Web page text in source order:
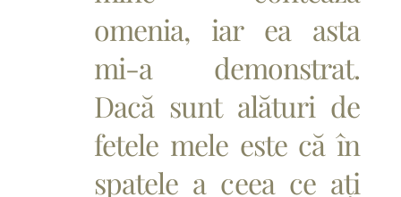
omenia, iar ea asta
mi-a demonstrat.
Dacă sunt alături de
fetele mele este că în
spatele a ceea ce ați